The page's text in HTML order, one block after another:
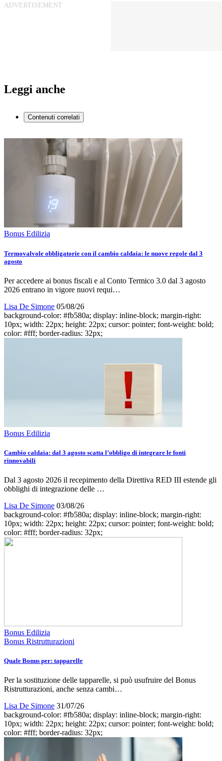
Leggi anche
Contenuti correlati
Bonus Edilizia
Termovalvole obbligatorie con il cambio caldaia: le nuove regole dal 3
agosto
Per accedere ai bonus fiscali e al Conto Termico 3.0 dal 3 agosto
2026 entrano in vigore nuovi requi…
Lisa De Simone 05/08/26
background-color: #fb580a; display: inline-block; margin-right:
10px; width: 22px; height: 22px; cursor: pointer; font-weight: bold;
color: #fff; border-radius: 32px;
Bonus Edilizia
Cambio caldaia: dal 3 agosto scatta l’obbligo di integrare le fonti
rinnovabili
Dal 3 agosto 2026 il recepimento della Direttiva RED III estende gli
obblighi di integrazione delle …
Lisa De Simone 03/08/26
background-color: #fb580a; display: inline-block; margin-right:
10px; width: 22px; height: 22px; cursor: pointer; font-weight: bold;
color: #fff; border-radius: 32px;
Bonus Edilizia
Bonus Ristrutturazioni
Quale Bonus per: tapparelle
Per la sostituzione delle tapparelle, si può usufruire del Bonus
Ristrutturazioni, anche senza cambi…
Lisa De Simone 31/07/26
background-color: #fb580a; display: inline-block; margin-right:
10px; width: 22px; height: 22px; cursor: pointer; font-weight: bold;
color: #fff; border-radius: 32px;